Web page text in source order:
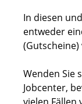
In diesen
entweder
Wenden Sie
Jobcenter,